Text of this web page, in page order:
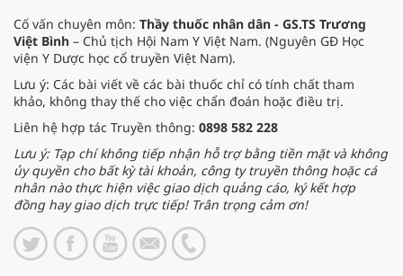
Cố vấn chuyên môn: Thầy thuốc nhân dân - GS.TS Trương
Việt Bình – Chủ tịch Hội Nam Y Việt Nam. (Nguyên GĐ Học
viện Y Dược học cổ truyền Việt Nam).
Lưu ý: Các bài viết về các bài thuốc chỉ có tính chất tham
khảo, không thay thế cho việc chẩn đoán hoặc điều trị.
Liên hệ hợp tác Truyền thông: 0898 582 228
Lưu ý: Tạp chí không tiếp nhận hỗ trợ bằng tiền mặt và không
ủy quyền cho bất kỳ tài khoản, công ty truyền thông hoặc cá
nhân nào thực hiện việc giao dịch quảng cáo, ký kết hợp
đồng hay giao dịch trực tiếp! Trân trọng cảm ơn!